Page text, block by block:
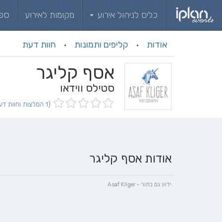
כלים לניהול אירוע מקומות לאירוע
אודות · קליפים ותמונות · חוות דעת
אסף קליגר
סטילס ווידאו
(1 המלצות וחוות דעת)
אודות אסף קליגר
ידוע גם בתור - Asaf Kliger